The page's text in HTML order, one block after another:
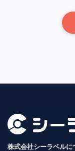
株式会社シーラベルに